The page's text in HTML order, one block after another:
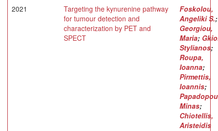
2021
Targeting the kynurenine pathway
for tumour detection and
characterization by PET and
SPECT
Foskolou,
Angeliki S.;
Georgiou,
Maria;
Stylianos;
Roupa,
Ioanna;
Pirmettis,
Ioannis;
Minas;
Chiotellis,
Aristeidis